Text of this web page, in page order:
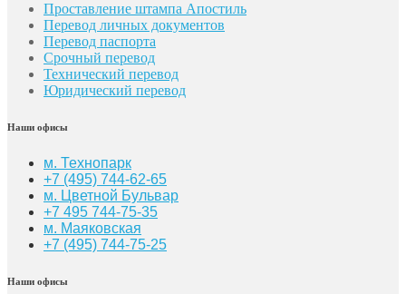
Проставление штампа Апостиль
Перевод личных документов
Перевод паспорта
Срочный перевод
Технический перевод
Юридический перевод
Наши офисы
м. Технопарк
+7 (495) 744-62-65
м. Цветной Бульвар
+7 495 744-75-35
м. Маяковская
+7 (495) 744-75-25
Наши офисы